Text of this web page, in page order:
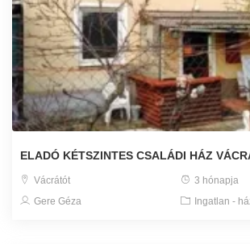
ELADÓ KÉTSZINTES CSALÁDI HÁZ
Vácrátót
3 hónapja
Gere Géza
Ingatlan -